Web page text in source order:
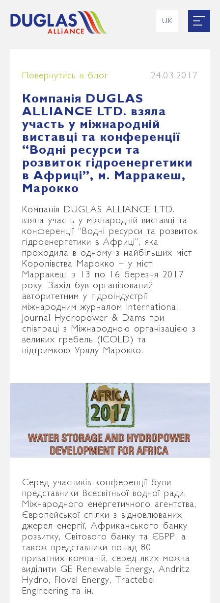
UK
Повернутись в блог 24.03.2017
Компанія DUGLAS
ALLIANCE LTD. взяла
участь у міжнародній
виставці та конференції
“Водні ресурси та
розвиток гідроенергетики
в Африці”, м. Марракеш,
Марокко
Компанія DUGLAS ALLIANCE LTD.
взяла участь у міжнародній виставці та
конференції “Водні ресурси та розвиток
гідроенергетики в Африці”, яка
проходила в одному з найбільших міст
Королівства Марокко – у місті
Марракеш, з 13 по 16 березня 2017
року. Захід був організований
авторитетним у гідроіндустрії
міжнародним журналом International
Journal Hydropower & Dams при
співпраці з Міжнародною організацією з
великих гребель (ICOLD) та
підтримкою Уряду Марокко.
Серед учасників конференції були
представники Всесвітньої водної ради,
Міжнародного енергетичного агентства,
Європейської спілки з відновлюваних
джерел енергії, Африканського банку
розвитку, Світового банку та ЄБРР, а
також представники понад 80
приватних компаній, серед яких можна
виділити GE Renewable Energy, Andritz
Hydro, Flovel Energy, Tractebel
Engineering та ін.